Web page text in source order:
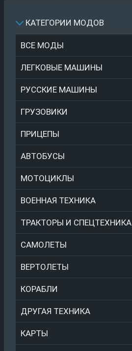
КАТЕГОРИИ МОДОВ
ВСЕ МОДЫ
ЛЕГКОВЫЕ МАШИНЫ
РУССКИЕ МАШИНЫ
ГРУЗОВИКИ
ПРИЦЕПЫ
АВТОБУСЫ
МОТОЦИКЛЫ
ВОЕННАЯ ТЕХНИКА
ТРАКТОРЫ И СПЕЦТЕХНИКА
САМОЛЕТЫ
ВЕРТОЛЕТЫ
КОРАБЛИ
ДРУГАЯ ТЕХНИКА
КАРТЫ